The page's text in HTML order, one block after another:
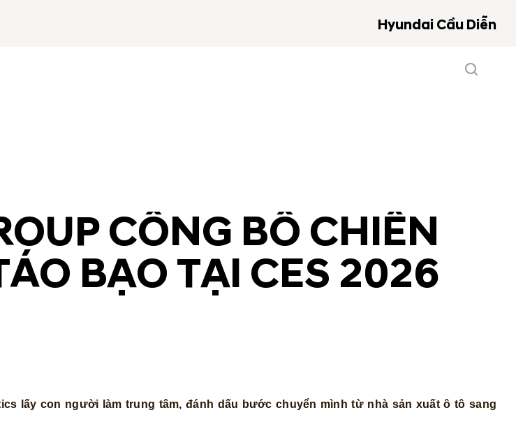
Hyundai Cầu Diễn
CÔNG BỐ CHIẾN
BẠO TẠI CES 2026
lấy con người làm trung tâm, đánh dấu bước chuyển mình từ nhà sản xuất ô tô sang